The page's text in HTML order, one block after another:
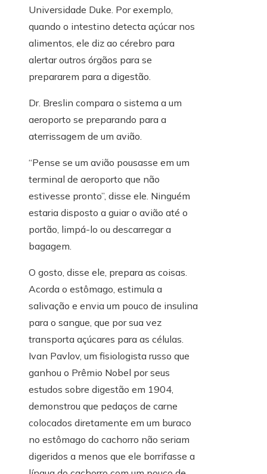
Universidade Duke. Por exemplo,
quando o intestino detecta açúcar nos
alimentos, ele diz ao cérebro para
alertar outros órgãos para se
prepararem para a digestão.
Dr. Breslin compara o sistema a um
aeroporto se preparando para a
aterrissagem de um avião.
“Pense se um avião pousasse em um
terminal de aeroporto que não
estivesse pronto”, disse ele. Ninguém
estaria disposto a guiar o avião até o
portão, limpá-lo ou descarregar a
bagagem.
O gosto, disse ele, prepara as coisas.
Acorda o estômago, estimula a
salivação e envia um pouco de insulina
para o sangue, que por sua vez
transporta açúcares para as células.
Ivan Pavlov, um fisiologista russo que
ganhou o Prêmio Nobel por seus
estudos sobre digestão em 1904,
demonstrou que pedaços de carne
colocados diretamente em um buraco
no estômago do cachorro não seriam
digeridos a menos que ele borrifasse a